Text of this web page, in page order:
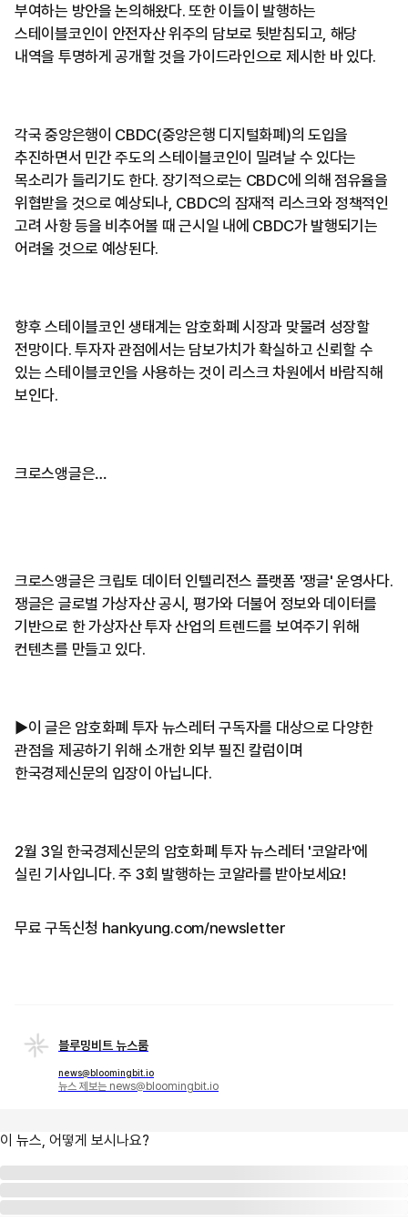
부여하는 방안을 논의해왔다. 또한 이들이 발행하는
스테이블코인이 안전자산 위주의 담보로 뒷받침되고, 해당
내역을 투명하게 공개할 것을 가이드라인으로 제시한 바 있다.
각국 중앙은행이 CBDC(중앙은행 디지털화폐)의 도입을
추진하면서 민간 주도의 스테이블코인이 밀려날 수 있다는
목소리가 들리기도 한다. 장기적으로는 CBDC에 의해 점유율을
위협받을 것으로 예상되나, CBDC의 잠재적 리스크와 정책적인
고려 사항 등을 비추어볼 때 근시일 내에 CBDC가 발행되기는
어려울 것으로 예상된다.
향후 스테이블코인 생태계는 암호화폐 시장과 맞물려 성장할
전망이다. 투자자 관점에서는 담보가치가 확실하고 신뢰할 수
있는 스테이블코인을 사용하는 것이 리스크 차원에서 바람직해
보인다.
크로스앵글은…
크로스앵글은 크립토 데이터 인텔리전스 플랫폼 '쟁글' 운영사다.
쟁글은 글로벌 가상자산 공시, 평가와 더불어 정보와 데이터를
기반으로 한 가상자산 투자 산업의 트렌드를 보여주기 위해
컨텐츠를 만들고 있다.
▶이 글은 암호화폐 투자 뉴스레터 구독자를 대상으로 다양한
관점을 제공하기 위해 소개한 외부 필진 칼럼이며
한국경제신문의 입장이 아닙니다.
2월 3일 한국경제신문의 암호화폐 투자 뉴스레터 '코알라'에
실린 기사입니다. 주 3회 발행하는 코알라를 받아보세요!
무료 구독신청 hankyung.com/newsletter
블루밍비트 뉴스룸
news@bloomingbit.io
뉴스 제보는 news@bloomingbit.io
이 뉴스, 어떻게 보시나요?